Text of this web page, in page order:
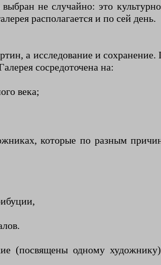
не случайно: это
располагается и по сей день.
а исследование и
сосредоточена на:
века;
которые по разным
(посвящены одному